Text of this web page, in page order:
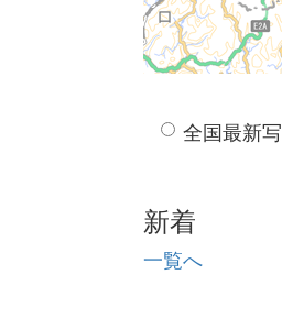
全国最新
新着
一覧へ